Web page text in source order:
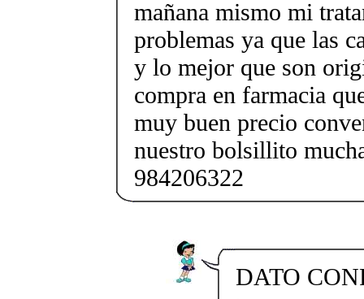
mañana mismo mi
problemas ya que las
y lo mejor que son
compra en farmacia
muy buen precio
nuestro bolsillito
984206322
DATO